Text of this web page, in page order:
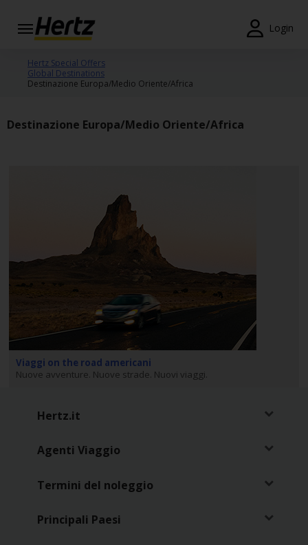
Login
Menu
Prenotazioni
Modifica/Cancella
Agenzie
Noleggio
Auto
Noleggio
Furgoni
Prodotti
Hertz Special Offers
Global Destinations
Destinazione Europa/Medio Oriente/Africa
Destinazione Europa/Medio Oriente/Africa
Viaggi on the road americani
Nuove avventure. Nuove strade. Nuovi viaggi.
Hertz.it
Agenti Viaggio
Termini del noleggio
Principali Paesi